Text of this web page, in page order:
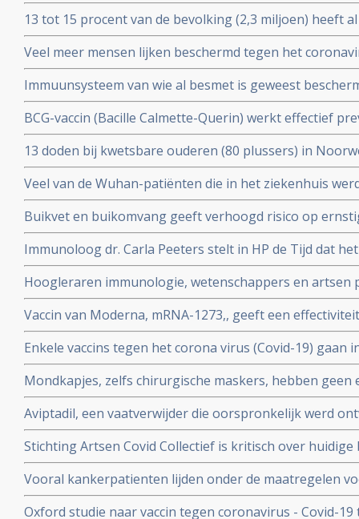
vaccins bv.
13 tot 15 procent van de bevolking (2,3 miljoen) heeft
coronavirus aangemaakt en hebben al langdurende
opgebouwd. Blijkt uit onderzoek van bloedbank
bloeddonoren.
Veel meer mensen lijken beschermd tegen het
gedacht. Door vroegere besmettingen met
immuniteit opgebouwd.
Immuunsysteem van wie al besmet is geweest
uit ons immuunsysteem ook tegen nieuwe mutaties
Braziliaanse mutaties van het coronavirus - Covid-19
BCG-vaccin (Bacille Calmette-Querin) werkt effectief
ziekten – mogelijk ook tegen COVID-19. RADBOUD
uitstekende resultaten uit studie met ouderen.
13 doden bij kwetsbare ouderen (80 plussers) in
vaccin van Pfizer of Moderna.
Veel van de Wuhan-patiënten die in het ziekenhuis
had zes maanden later nog steeds symptomen, zo
Buikvet en buikomvang geeft verhoogd risico op
coronavirus - Covid-19 blijkt uit Nederlandse studie
Immunoloog dr. Carla Peeters stelt in HP de Tijd dat
risico's is. En onderbouwt dat met ervaringen met het
Hoogleraren immunologie, wetenschappers en artsen
vitamine D tegen Covid-19. Er is steeds meer bewijs
coronavirus - Covid-19
Vaccin van Moderna, mRNA-1273,, geeft een
19 blijkt uit een tussenevaluatie.
Enkele vaccins tegen het corona virus (Covid-19) gaan
onderzocht worden na goede resultaten bij groepen
Mondkapjes, zelfs chirurgische maskers, hebben
tientallen gerandomiseerde studies. Dit in
Nederlandse regering van ons eist.
Aviptadil, een vaatverwijder die oorspronkelijk werd
te behandelen geeft betere overleving bij ernstig zieke
procent versus 27 procent
Stichting Artsen Covid Collectief is kritisch over
het coronavirus - Covid-19 en pleit voor veel meer
Vooral kankerpatienten lijden onder de maatregelen
omdat hun behandelingen en diagnoses te lang
Oxford studie naar vaccin tegen coronavirus - Covid-